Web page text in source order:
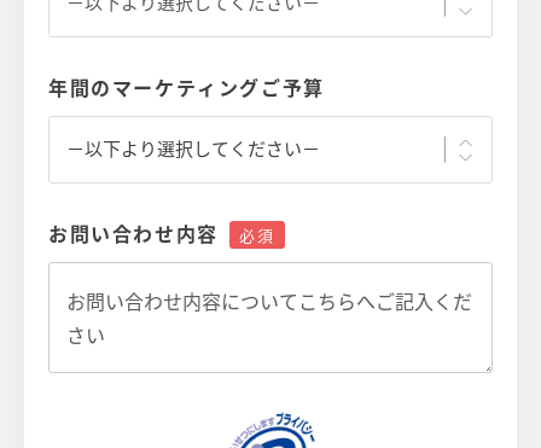
年間のマーケティングご予算
お問い合わせ内容